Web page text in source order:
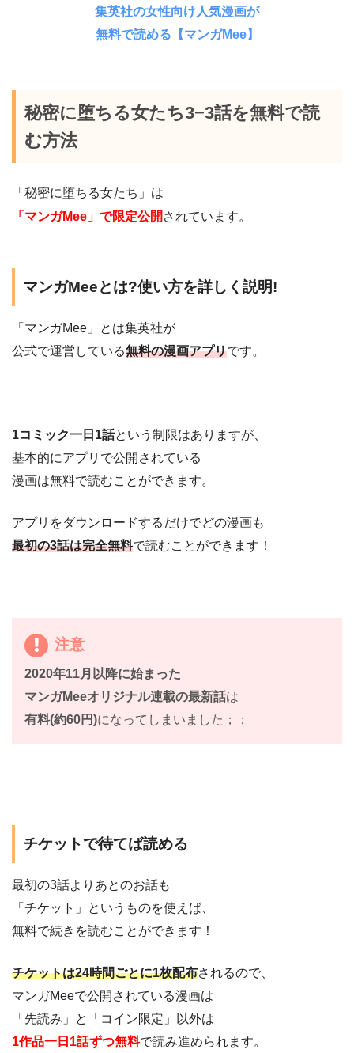
集英社の女性向け人気漫画が
無料で読める【マンガMee】
秘密に堕ちる女たち3−3話を無料で読
む方法
「秘密に堕ちる女たち」は
「マンガMee」で限定公開 されています。
マンガMeeとは?使い方を詳しく説明!
「マンガMee」とは集英社が
公式で運営している無料の漫画アプリです。
1コミック一日1話という制限はありますが、
基本的にアプリで公開されている
漫画は無料で読むことができます。
アプリをダウンロードするだけでどの漫画も
最初の3話は完全無料で読むことができます！
注意
2020年11月以降に始まった
マンガMeeオリジナル連載の最新話は
有料(約60円)になってしまいました；；
チケットで待てば読める
最初の3話よりあとのお話も
「チケット」というものを使えば、
無料で続きを読むことができます！
チケットは24時間ごとに1枚配布されるので、
マンガMeeで公開されている漫画は
「先読み」と「コイン限定」以外は
1作品一日1話ずつ無料で読み進められます。